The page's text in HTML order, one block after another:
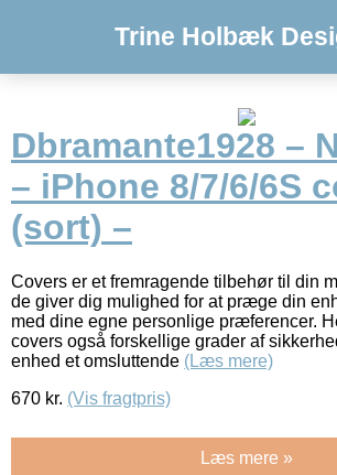
Trine Holbæk
Dbramante1928 –
– iPhone 8/7/6/6S
(sort) –
Covers er et fremragende tilbehør til din
de giver dig mulighed for at præge din
med dine egne personlige præferencer.
covers også forskellige grader af
enhed et omsluttende (Læs mere)
670 kr. (Vis fragtpris)
Læs mere »